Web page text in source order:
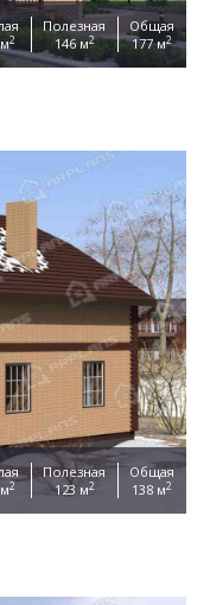
2
Полезная
146 м2
Общая
177 м2
2
Полезная
123 м2
Общая
138 м2